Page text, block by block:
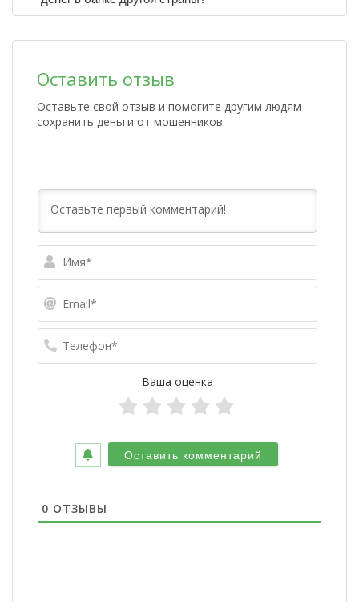
Оставить отзыв
Оставьте свой отзыв и помогите другим людям
сохранить деньги от мошенников.
Ваша оценка
0 ОТЗЫВЫ